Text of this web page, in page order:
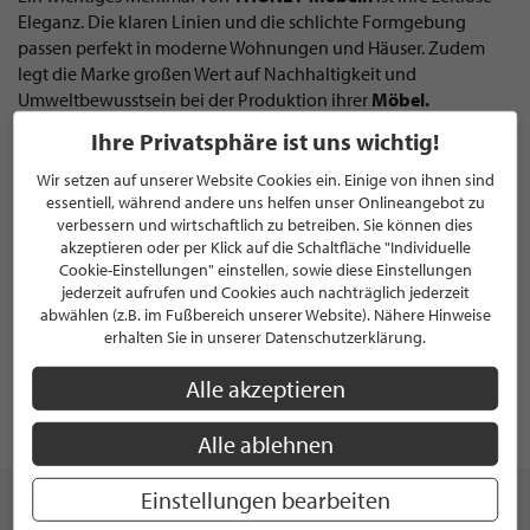
Eleganz. Die klaren Linien und die schlichte Formgebung
passen perfekt in moderne Wohnungen und Häuser. Zudem
legt die Marke großen Wert auf Nachhaltigkeit und
Umweltbewusstsein bei der Produktion ihrer Möbel.
Neben den berühmtenFreischwingernbietetTHONET
die alle auf höchstem Niveau produziert werden. Dabei
kommen nur die besten Materialien zum Einsatz, um eine
maximale Langlebigkeit und Funktionalität derMöbelzu
gewährleisten.
Wer also auf der Suche nach hochwertigenDesignermöbeln
ist, die zeitlos elegant und nachhaltig produziert sind, der sollte
Mit ihrer langjährigen Erfahrung und ihrem Engagement für
Qualität und Nachhaltigkeit gehörtTHONETzu denTop-
im Bereich desMöbeldesigns.
Ihre Privatsphäre ist uns wichtig!
Wir setzen auf unserer Website Cookies ein. Einige von ihnen sind
essentiell, während andere uns helfen unser Onlineangebot zu
verbessern und wirtschaftlich zu betreiben. Sie können dies
akzeptieren oder per Klick auf die Schaltfläche "Individuelle
Cookie-Einstellungen" einstellen, sowie diese Einstellungen
jederzeit aufrufen und Cookies auch nachträglich jederzeit
abwählen (z.B. im Fußbereich unserer Website). Nähere Hinweise
erhalten Sie in unserer Datenschutzerklärung.
Alle akzeptieren
Alle ablehnen
Einstellungen bearbeiten